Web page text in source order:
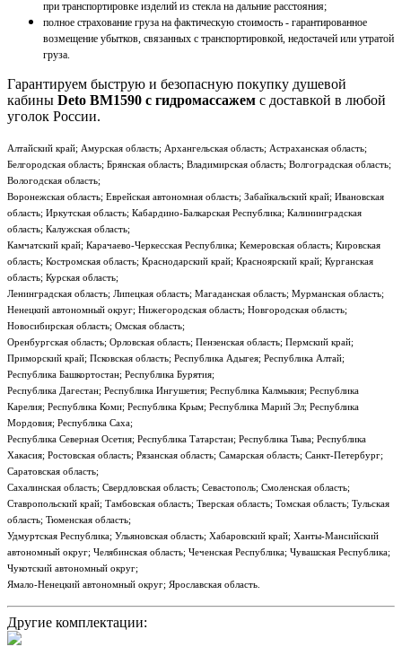
при транспортировке изделий из стекла на дальние расстояния;
полное страхование груза на фактическую стоимость - гарантированное
возмещение убытков, связанных с транспортировкой, недостачей или утратой
груза.
Гарантируем быструю и безопасную покупку душевой
кабины Deto BM1590 с гидромассажем с доставкой в любой
уголок России.
Алтайский край; Амурская область; Архангельская область; Астраханская область;
Белгородская область; Брянская область; Владимирская область; Волгоградская область;
Вологодская область;
Воронежская область; Еврейская автономная область; Забайкальский край; Ивановская
область; Иркутская область; Кабардино-Балкарская Республика; Калининградская
область; Калужская область;
Камчатский край; Карачаево-Черкесская Республика; Кемеровская область; Кировская
область; Костромская область; Краснодарский край; Красноярский край; Курганская
область; Курская область;
Ленинградская область; Липецкая область; Магаданская область; Мурманская область;
Ненецкий автономный округ; Нижегородская область; Новгородская область;
Новосибирская область; Омская область;
Оренбургская область; Орловская область; Пензенская область; Пермский край;
Приморский край; Псковская область; Республика Адыгея; Республика Алтай;
Республика Башкортостан; Республика Бурятия;
Республика Дагестан; Республика Ингушетия; Республика Калмыкия; Республика
Карелия; Республика Коми; Республика Крым; Республика Марий Эл; Республика
Мордовия; Республика Саха;
Республика Северная Осетия; Республика Татарстан; Республика Тыва; Республика
Хакасия; Ростовская область; Рязанская область; Самарская область; Санкт-Петербург;
Саратовская область;
Сахалинская область; Свердловская область; Севастополь; Смоленская область;
Ставропольский край; Тамбовская область; Тверская область; Томская область; Тульская
область; Тюменская область;
Удмуртская Республика; Ульяновская область; Хабаровский край; Ханты-Мансийский
автономный округ; Челябинская область; Чеченская Республика; Чувашская Республика;
Чукотский автономный округ;
Ямало-Ненецкий автономный округ; Ярославская область.
Другие комплектации: